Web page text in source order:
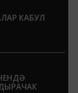
КАБУЛ